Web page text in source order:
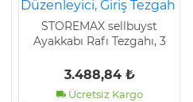
STOREMAX sellbuyst
Ayakkabı Rafı Tezgahı, 3
Ayakkabı Depolama
Düzenleyici, Giriş Tezgah
3.488,84 ₺
Ücretsiz Kargo